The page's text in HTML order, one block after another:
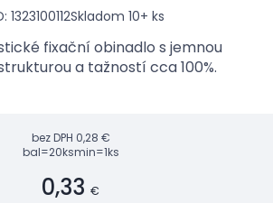
1323100112Skladom 10+ ks
fixační obinadlo s jemnou
a tažností cca 100%.
bez DPH 0,28 €
bal=20ksmin=1ks
0,33 €